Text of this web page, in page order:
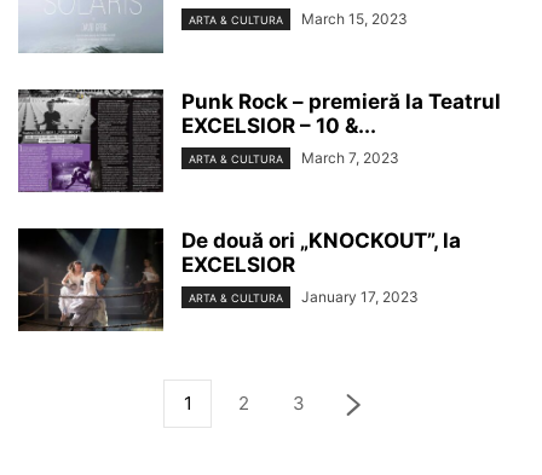
ARTA & CULTURA March 15, 2023
Punk Rock – premieră la Teatrul
EXCELSIOR – 10 &...
ARTA & CULTURA March 7, 2023
De două ori „KNOCKOUT”, la
EXCELSIOR
ARTA & CULTURA January 17, 2023
1 2 3